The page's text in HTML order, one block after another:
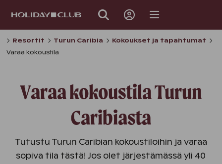
Resortit Turun Caribia
Kokoukset ja tapahtumat
Varaa kokoustila
Varaa kokoustila Turun
Caribiasta
Tutustu Turun Caribian kokoustiloihin ja varaa
sopiva tila tästä! Jos olet järjestämässä yli 40